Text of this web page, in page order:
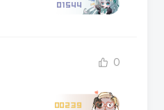
01544
0
00239